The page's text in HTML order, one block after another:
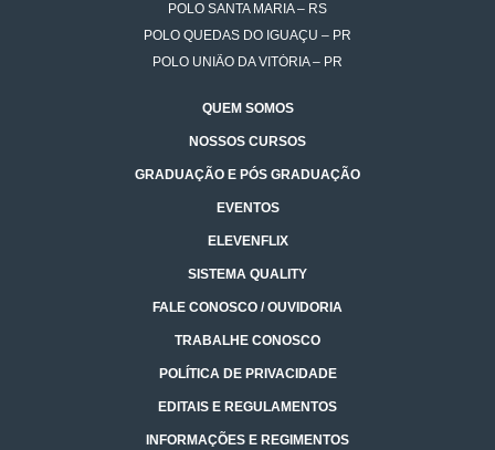
POLO SANTA MARIA – RS
POLO QUEDAS DO IGUAÇU – PR
POLO UNIÃO DA VITÓRIA – PR
QUEM SOMOS
NOSSOS CURSOS
GRADUAÇÃO E PÓS GRADUAÇÃO
EVENTOS
ELEVENFLIX
SISTEMA QUALITY
FALE CONOSCO / OUVIDORIA
TRABALHE CONOSCO
POLÍTICA DE PRIVACIDADE
EDITAIS E REGULAMENTOS
INFORMAÇÕES E REGIMENTOS